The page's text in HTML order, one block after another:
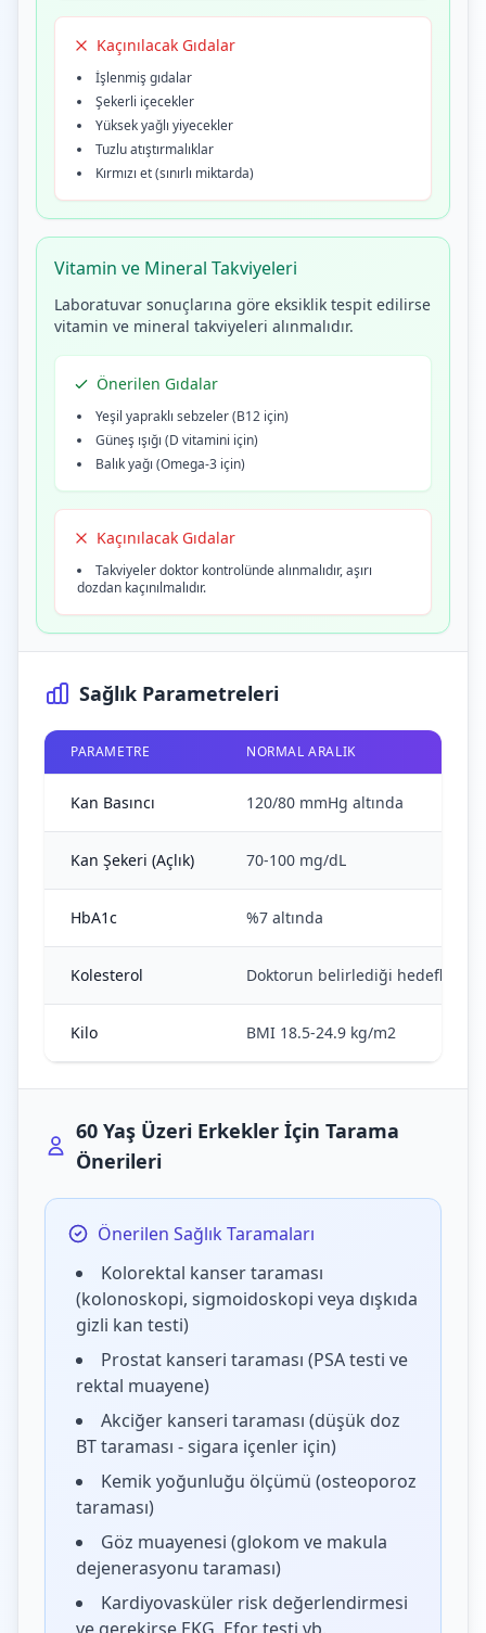
Kaçınılacak Gıdalar
İşlenmiş gıdalar
Şekerli içecekler
Yüksek yağlı yiyecekler
Tuzlu atıştırmalıklar
Kırmızı et (sınırlı miktarda)
Vitamin ve Mineral Takviyeleri
Laboratuvar sonuçlarına göre eksiklik tespit edilirse
vitamin ve mineral takviyeleri alınmalıdır.
Önerilen Gıdalar
Yeşil yapraklı sebzeler (B12 için)
Güneş ışığı (D vitamini için)
Balık yağı (Omega-3 için)
Kaçınılacak Gıdalar
Takviyeler doktor kontrolünde alınmalıdır, aşırı
dozdan kaçınılmalıdır.
Sağlık Parametreleri
PARAMETRE NORMAL ARALIK
Kan Basıncı 120/80 mmHg altında
Kan Şekeri (Açlık) 70-100 mg/dL
HbA1c %7 altında
Kolesterol Doktorun belirlediği hedefler
Kilo BMI 18.5-24.9 kg/m2
60 Yaş Üzeri Erkekler İçin Tarama
Önerileri
Önerilen Sağlık Taramaları
Kolorektal kanser taraması
(kolonoskopi, sigmoidoskopi veya dışkıda
gizli kan testi)
Prostat kanseri taraması (PSA testi ve
rektal muayene)
Akciğer kanseri taraması (düşük doz
BT taraması - sigara içenler için)
Kemik yoğunluğu ölçümü (osteoporoz
taraması)
Göz muayenesi (glokom ve makula
dejenerasyonu taraması)
Kardiyovasküler risk değerlendirmesi